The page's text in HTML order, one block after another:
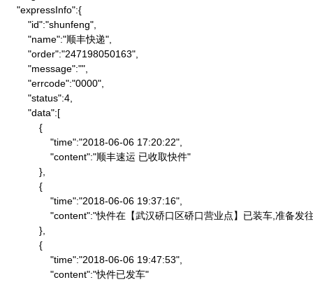
    "expressInfo":{
        "id":"shunfeng",
        "name":"顺丰快递",
        "order":"247198050163",
        "message":"",
        "errcode":"0000",
        "status":4,
        "data":[
            {
                "time":"2018-06-06 17:20:22",
                "content":"顺丰速运 已收取快件"
            },
            {
                "time":"2018-06-06 19:37:16",
"content":"快件在【武汉硚口区硚口营业点】已装车,准备
            },
            {
                "time":"2018-06-06 19:47:53",
                "content":"快件已发车"